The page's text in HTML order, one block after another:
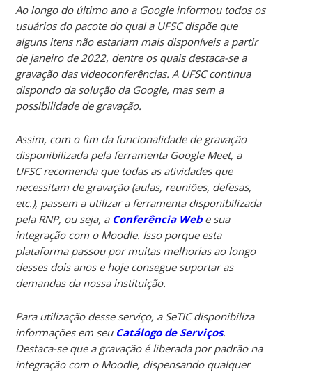
Ao longo do último ano a Google informou todos os
usuários do pacote do qual a UFSC dispõe que
alguns itens não estariam mais disponíveis a partir
de janeiro de 2022, dentre os quais destaca-se a
gravação das videoconferências. A UFSC continua
dispondo da solução da Google, mas sem a
possibilidade de gravação.
Assim, com o fim da funcionalidade de gravação
disponibilizada pela ferramenta Google Meet, a
UFSC recomenda que todas as atividades que
necessitam de gravação (aulas, reuniões, defesas,
etc.), passem a utilizar a ferramenta disponibilizada
pela RNP, ou seja, a Conferência Webe sua
integração com o Moodle. Isso porque esta
plataforma passou por muitas melhorias ao longo
desses dois anos e hoje consegue suportar as
demandas da nossa instituição.
Para utilização desse serviço, a SeTIC disponibiliza
informações em seu Catálogo de Serviços.
Destaca-se que a gravação é liberada por padrão na
integração com o Moodle, dispensando qualquer